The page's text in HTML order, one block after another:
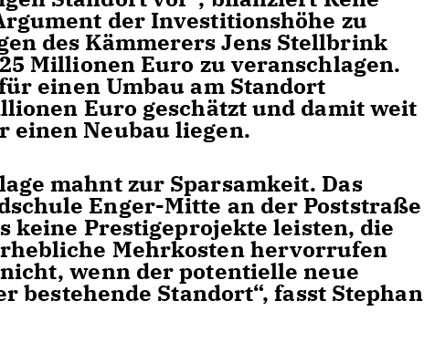
der Investitionshöhe zu
des Kämmerers Jens Stellbrink
Millionen Euro zu veranschlagen.
einen Umbau am Standort
Euro geschätzt und damit weit
einen Neubau liegen.
mahnt zur Sparsamkeit. Das
Enger-Mitte an der Poststraße
keine Prestigeprojekte leisten, die
Mehrkosten hervorrufen
wenn der potentielle neue
bestehende Standort“, fasst Stephan